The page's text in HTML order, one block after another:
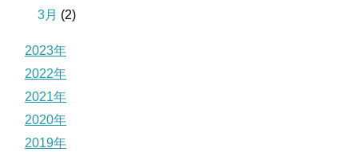
3月 (2)
2023年
2022年
2021年
2020年
2019年